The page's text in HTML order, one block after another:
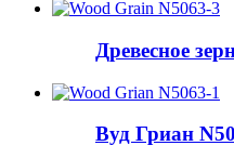
Древесное
Вуд Гриан